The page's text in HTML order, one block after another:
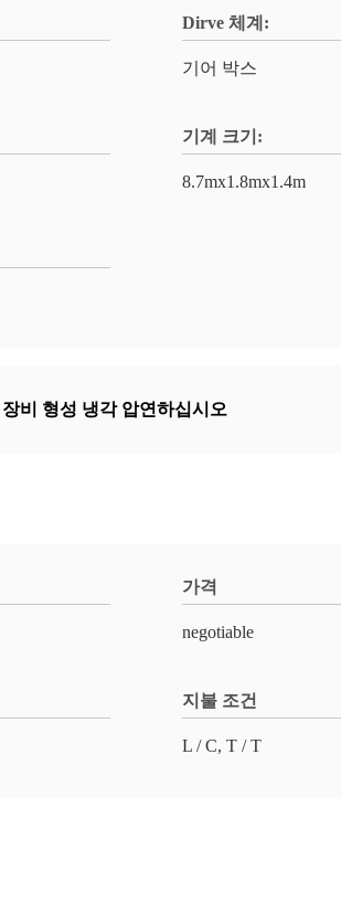
Dirve 체계:
기어 박스
기계 크기:
8.7mx1.8mx1.4m
장비 형성 냉각 압연하십시오
가격
negotiable
지불 조건
L / C, T / T